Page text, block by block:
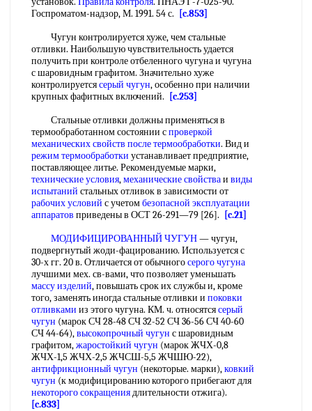
Госпроматом-надзор, М. 1991. 54 с.
[c.853]
Чугун контролируется хуже, чем стальные
отливки. Наибольшую чувствительность удается
получить при контроле отбеленного чугуна и чугуна
с шаровидным графитом. Значительно хуже
контролируетсясерый чугун, особенно при наличии
крупных фафитных включений.
[c.253]
Стальные отливки должны применяться в
термообработанном состоянии спроверкой
механических свойств после термообработки. Вид и
режим термообработки устанавливает предприятие,
поставляющее литье. Рекомендуемые марки,
технические условия,механические свойстваи виды
испытаний стальных отливок в зависимости от
рабочих условий с учетомбезопасной эксплуатации
аппаратов приведены в ОСТ 26-291—79 [26].
[c.21]
МОДИФИЦИРОВАННЫЙ ЧУГУН— чугун,
подвергнутый жоди-фацированию. Используется с
30-х гг. 20 в. Отличается от обычногосерого чугуна
лучшими мех. св-вами, что позволяет уменьшать
массу изделий, повышать срок их службы и, кроме
того, заменять иногда стальные отливки и поковки
отливками из этого чугуна. КМ. ч. относятсясерый
чугун (марок СЧ 28-48 СЧ 32-52 СЧ 36-56 СЧ 40-60
СЧ 44-64),высокопрочный чугун с шаровидным
графитом,жаростойкий чугун (марок ЖЧХ-0,8
ЖЧХ-1,5 ЖЧХ-2,5 ЖЧСШ-5,5 ЖЧШЮ-22),
антифрикционный чугун (некоторые. марки),ковкий
чугун (к модифицированию которого прибегают для
некоторого сокращениядлительности отжига).
[c.833]